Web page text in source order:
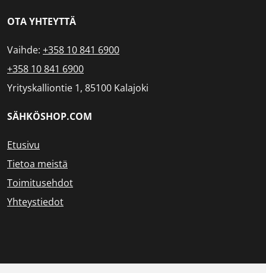
OTA YHTEYTTÄ
Vaihde: +358 10 841 6900
+358 10 841 6900
Yrityskalliontie 1, 85100 Kalajoki
SÄHKÖSHOP.COM
Etusivu
Tietoa meistä
Toimitusehdot
Yhteystiedot